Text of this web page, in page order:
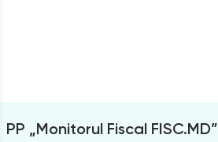
PP „Monitorul Fiscal FISC.MD”